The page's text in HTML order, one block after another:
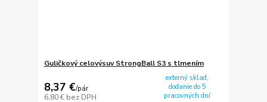
Guličkový celovýsuv StrongBall S3 s tlmením
8,37 €/pár
6,80 € bez DPH
externý sklad,
dodanie do 5
pracovných dní